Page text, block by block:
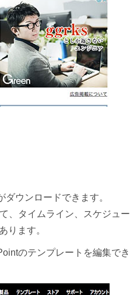
ウンロードできます。
、タイムライン、スケジュー
ります。
のテンプレートを編集でき